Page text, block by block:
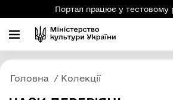
Портал працює у тестовому
Головна Колекції